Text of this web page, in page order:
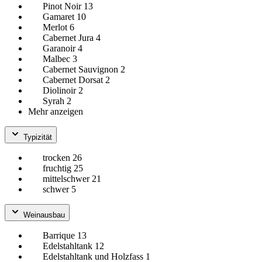
Pinot Noir 13
Gamaret 10
Merlot 6
Cabernet Jura 4
Garanoir4
Malbec 3
Cabernet Sauvignon 2
Cabernet Dorsat 2
Diolinoir 2
Syrah 2
Mehr anzeigen
Typizität
trocken 26
fruchtig 25
mittelschwer 21
schwer 5
Weinausbau
Barrique 13
Edelstahltank 12
Edelstahltank und Holzfass 1